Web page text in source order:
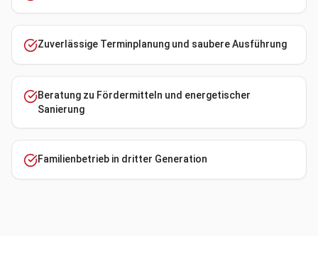
Zuverlässige Terminplanung und saubere Ausführung
Beratung zu Fördermitteln und energetischer
Sanierung
Familienbetrieb in dritter Generation